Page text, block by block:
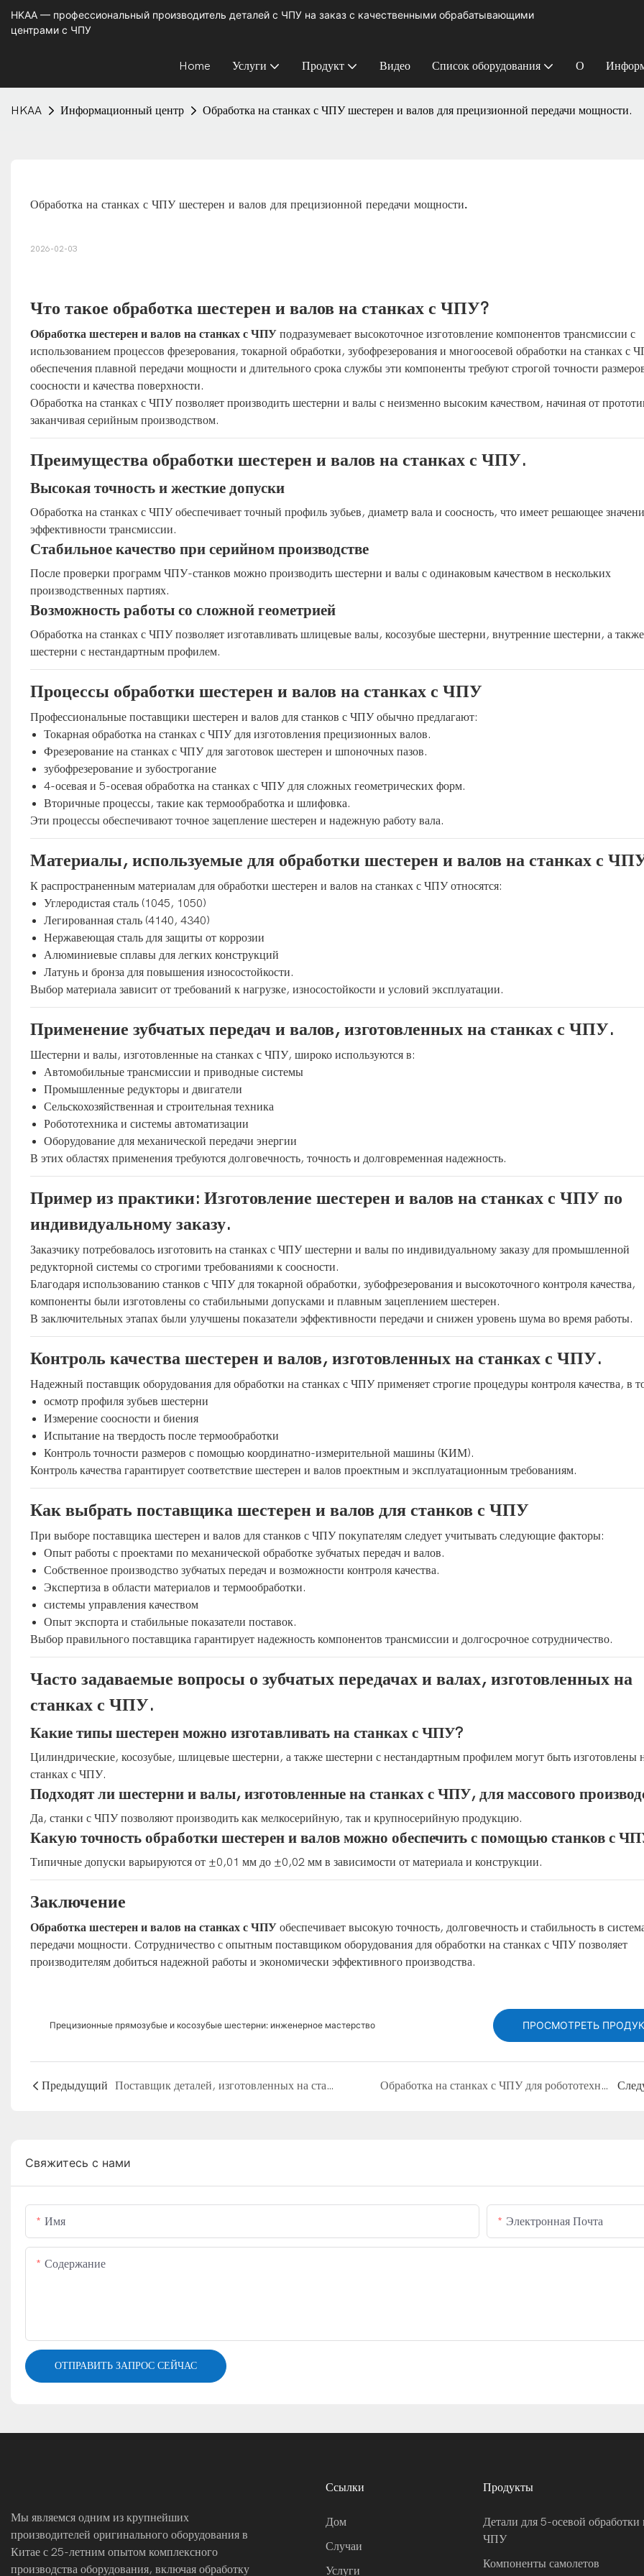
HKAA — профессиональный производитель деталей с ЧПУ на заказ с качественными обрабатывающими
центрами с ЧПУ
Home Услуги Продукт Видео Список оборудования О
HKAA Информационный центр Обработка на станках с ЧПУ шестерен и валов для прецизионной передачи мощности.
Обработка на станках с ЧПУ шестерен и валов для прецизионной передачи мощности.
2026-02-03
Что такое обработка шестерен и валов на станках с ЧПУ?
Обработка шестерен и валов на станках с ЧПУподразумевает высокоточное изготовление компонентов трансмиссии с
использованием процессов фрезерования, токарной обработки, зубофрезерования и многоосевой обработки на станках с
обеспечения плавной передачи мощности и длительного срока службы эти компоненты требуют строгой точности
соосности и качества поверхности.
Обработка на станках с ЧПУ позволяет производить шестерни и валы с неизменно высоким качеством, начиная от
заканчивая серийным производством.
Преимущества обработки шестерен и валов на станках с ЧПУ.
Высокая точность и жесткие допуски
Обработка на станках с ЧПУ обеспечивает точный профиль зубьев, диаметр вала и соосность, что имеет решающее
эффективности трансмиссии.
Стабильное качество при серийном производстве
После проверки программ ЧПУ-станков можно производить шестерни и валы с одинаковым качеством в нескольких
производственных партиях.
Возможность работы со сложной геометрией
Обработка на станках с ЧПУ позволяет изготавливать шлицевые валы, косозубые шестерни, внутренние шестерни, а также
шестерни с нестандартным профилем.
Процессы обработки шестерен и валов на станках с ЧПУ
Профессиональные поставщики шестерен и валов для станков с ЧПУ обычно предлагают:
Токарная обработка на станках с ЧПУ для изготовления прецизионных валов.
Фрезерование на станках с ЧПУ для заготовок шестерен и шпоночных пазов.
зубофрезерование и зубострогание
4-осевая и 5-осевая обработка на станках с ЧПУ для сложных геометрических форм.
Вторичные процессы, такие как термообработка и шлифовка.
Эти процессы обеспечивают точное зацепление шестерен и надежную работу вала.
Материалы, используемые для обработки шестерен и валов на станках с
К распространенным материалам для обработки шестерен и валов на станках с ЧПУ относятся:
Углеродистая сталь (1045, 1050)
Легированная сталь (4140, 4340)
Нержавеющая сталь для защиты от коррозии
Алюминиевые сплавы для легких конструкций
Латунь и бронза для повышения износостойкости.
Выбор материала зависит от требований к нагрузке, износостойкости и условий эксплуатации.
Применение зубчатых передач и валов, изготовленных на станках с ЧПУ.
Шестерни и валы, изготовленные на станках с ЧПУ, широко используются в:
Автомобильные трансмиссии и приводные системы
Промышленные редукторы и двигатели
Сельскохозяйственная и строительная техника
Робототехника и системы автоматизации
Оборудование для механической передачи энергии
В этих областях применения требуются долговечность, точность и долговременная надежность.
Пример из практики: Изготовление шестерен и валов на станках с ЧПУ по
индивидуальному заказу.
Заказчику потребовалось изготовить на станках с ЧПУ шестерни и валы по индивидуальному заказу для промышленной
редукторной системы со строгими требованиями к соосности.
Благодаря использованию станков с ЧПУ для токарной обработки, зубофрезерования и высокоточного контроля качества,
компоненты были изготовлены со стабильными допусками и плавным зацеплением шестерен.
В заключительных этапах были улучшены показатели эффективности передачи и снижен уровень шума во время работы.
Контроль качества шестерен и валов, изготовленных на станках с ЧПУ.
Надежный поставщик оборудования для обработки на станках с ЧПУ применяет строгие процедуры контроля качества, в
осмотр профиля зубьев шестерни
Измерение соосности и биения
Испытание на твердость после термообработки
Контроль точности размеров с помощью координатно-измерительной машины (КИМ).
Контроль качества гарантирует соответствие шестерен и валов проектным и эксплуатационным требованиям.
Как выбрать поставщика шестерен и валов для станков с ЧПУ
При выборе поставщика шестерен и валов для станков с ЧПУ покупателям следует учитывать следующие факторы:
Опыт работы с проектами по механической обработке зубчатых передач и валов.
Собственное производство зубчатых передач и возможности контроля качества.
Экспертиза в области материалов и термообработки.
системы управления качеством
Опыт экспорта и стабильные показатели поставок.
Выбор правильного поставщика гарантирует надежность компонентов трансмиссии и долгосрочное сотрудничество.
Часто задаваемые вопросы о зубчатых передачах и валах, изготовленных на
станках с ЧПУ.
Какие типы шестерен можно изготавливать на станках с ЧПУ?
Цилиндрические, косозубые, шлицевые шестерни, а также шестерни с нестандартным профилем могут быть изготовлены
станках с ЧПУ.
Подходят ли шестерни и валы, изготовленные на станках с ЧПУ, для массового
Да, станки с ЧПУ позволяют производить как мелкосерийную, так и крупносерийную продукцию.
Какую точность обработки шестерен и валов можно обеспечить с помощью станков с
Типичные допуски варьируются от ±0,01 мм до ±0,02 мм в зависимости от материала и конструкции.
Заключение
Обработка шестерен и валов на станках с ЧПУобеспечивает высокую точность, долговечность и стабильность в
передачи мощности. Сотрудничество с опытным поставщиком оборудования для обработки на станках с ЧПУ позволяет
производителям добиться надежной работы и экономически эффективного производства.
Прецизионные прямозубые и косозубые шестерни: инженерное мастерство ПРОСМОТРЕТЬ
Предыдущий Поставщик деталей, изготовленных на станках с ЧПУ, для решений в области высокоточного производства. Обработка на станках с ЧПУ для робототехники и дронов: прецизионные компоненты для высокопроизводительных систем.
Свяжитесь с нами
Имя Электронная Почта
Содержание
ОТПРАВИТЬ ЗАПРОС СЕЙЧАС
Мы являемся одним из крупнейших
производителей оригинального оборудования в
Китае с 25-летним опытом комплексного
производства оборудования, включая обработку
Ссылки
Дом
Случаи
Услуги
Продукты
Детали для 5-осевой обработки
ЧПУ
Компоненты самолетов